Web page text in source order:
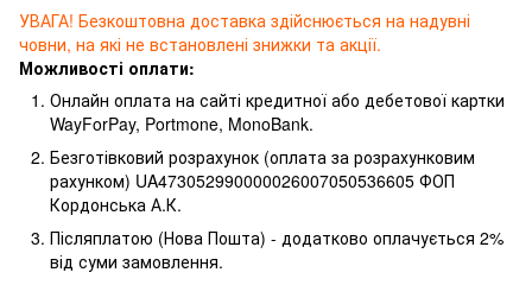
УВАГА! Безкоштовна доставка здійснюється на надувні
човни, на які не встановлені знижки та акції.
Можливості оплати:
Онлайн оплата на сайті кредитної або дебетової картки
WayForPay, Portmone, MonoBank.
Безготівковий розрахунок (оплата за розрахунковим
рахунком) UA473052990000026007050536605 ФОП
Кордонська А.К.
Післяплатою (Нова Пошта) - додатково оплачується 2%
від суми замовлення.